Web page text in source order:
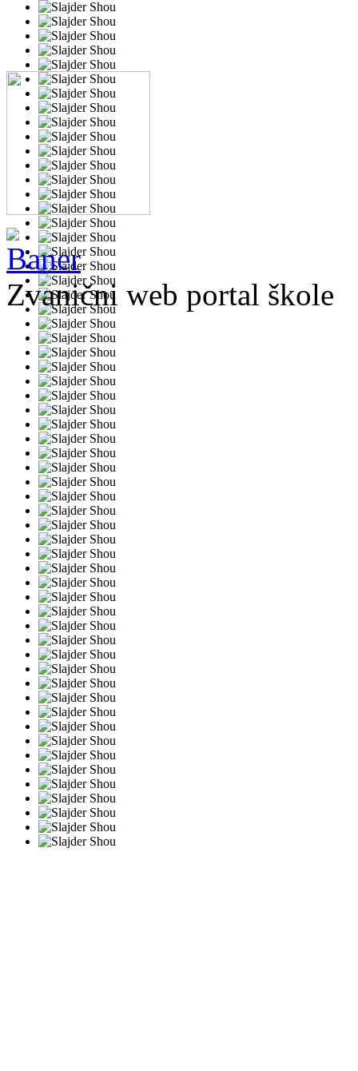
Zvanični web portal škole